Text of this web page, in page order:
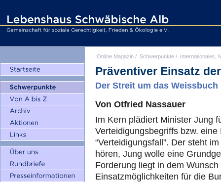
Online Magazin / Schwerpunkte / Internationales,
Präventiver Einsatz
Der Streit um das Weissbuch
Von Otfried Nassauer
Im Kern plädiert Minister Jung
Verteidigungsbegriffs bzw.
“Verteidigungsfall”. Der steht
hören, Jung wolle eine
Forderung liegt in dem
Einsatzmöglichkeiten für die